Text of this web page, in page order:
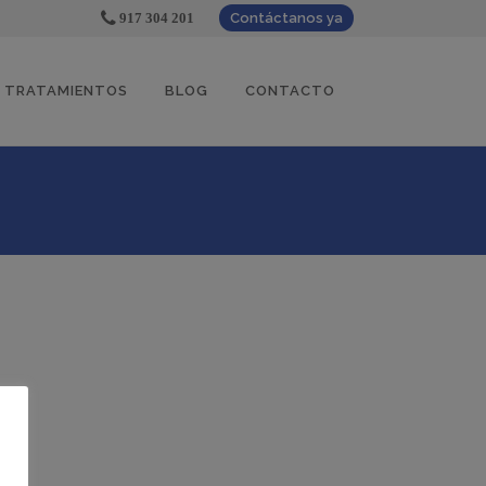
917 304 201 Contáctanos ya
TRATAMIENTOS BLOG CONTACTO